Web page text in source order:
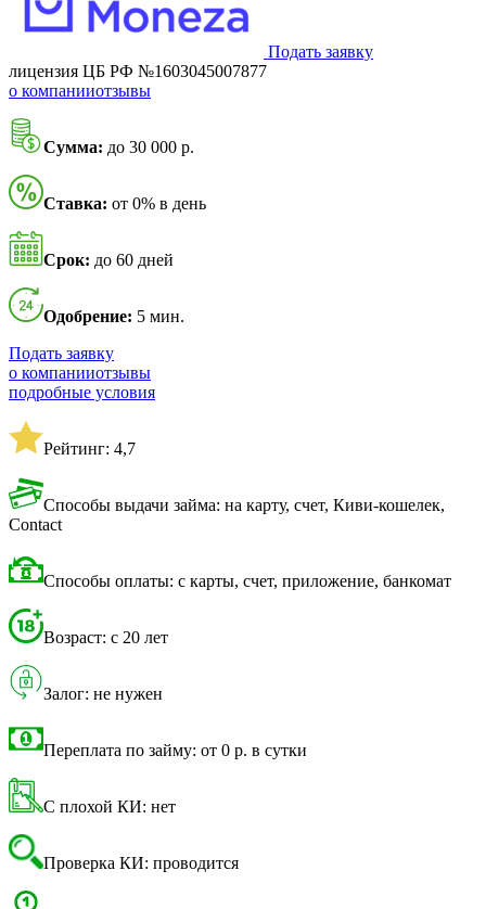
Подать заявку
лицензия ЦБ РФ №1603045007877
о компанииотзывы
Сумма: до 30 000 р.
Ставка: от 0% в день
Срок: до 60 дней
Одобрение: 5 мин.
Подать заявку
о компанииотзывы
подробные условия
Рейтинг: 4,7
Способы выдачи займа: на карту, счет, Киви-кошелек,
Contact
Способы оплаты: с карты, счет, приложение, банкомат
Возраст: с 20 лет
Залог: не нужен
Переплата по займу: от 0 р. в сутки
С плохой КИ: нет
Проверка КИ: проводится